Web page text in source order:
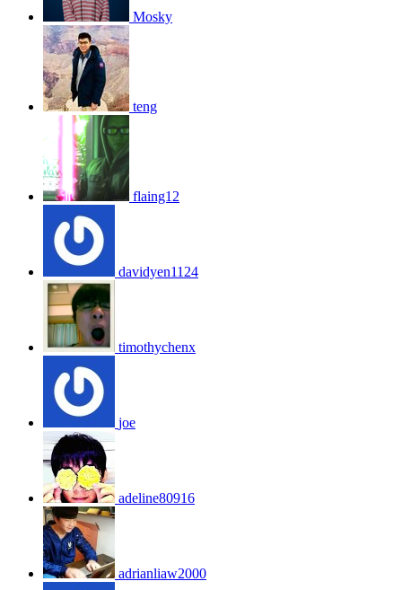
Mosky
teng
flaing12
davidyen1124
timothychenx
joe
adeline80916
adrianliaw2000